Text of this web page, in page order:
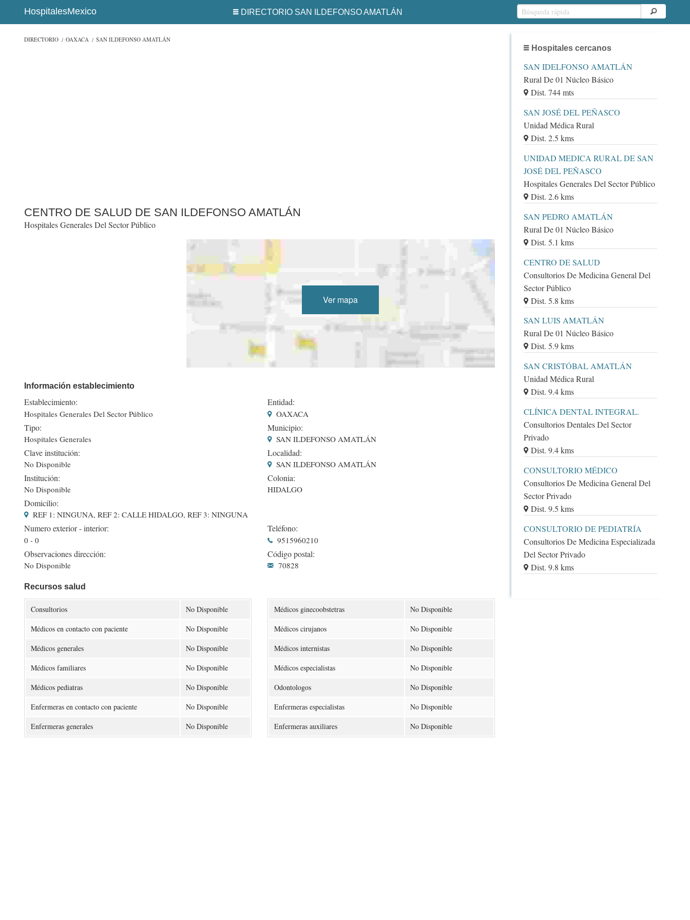
HospitalesMexico DIRECTORIO SAN ILDEFONSO AMATLÁN
DIRECTORIO OAXACA SAN ILDEFONSO AMATLÁN
CENTRO DE SALUD DE SAN ILDEFONSO AMATLÁN
Hospitales Generales Del Sector Público
Ver mapa
Información establecimiento
Establecimiento:
Hospitales Generales Del Sector Público
Tipo:
Hospitales Generales
Clave institución:
No Disponible
Institución:
No Disponible
Entidad:
OAXACA
Municipio:
SAN ILDEFONSO AMATLÁN
Localidad:
SAN ILDEFONSO AMATLÁN
Colonia:
HIDALGO
Domicilio:
REF 1: NINGUNA, REF 2: CALLE HIDALGO, REF 3: NINGUNA
Numero exterior - interior:
0 - 0
Observaciones dirección:
No Disponible
Teléfono:
9515960210
Código postal:
70828
Recursos salud
Consultorios
No Disponible
Médicos en contacto con paciente
No Disponible
Médicos generales
No Disponible
Médicos familiares
No Disponible
Médicos pediatras
No Disponible
Enfermeras en contacto con paciente
No Disponible
Enfermeras generales
No Disponible
Médicos ginecoobstetras
No Disponible
Médicos cirujanos
No Disponible
Médicos internistas
No Disponible
Médicos especialistas
No Disponible
Odontologos
No Disponible
Enfermeras especialistas
No Disponible
Enfermeras auxiliares
No Disponible
Hospitales cercanos
SAN IDELFONSO AMATLÁN
Rural De 01 Núcleo Básico
Dist. 744 mts
SAN JOSÉ DEL PEÑASCO
Unidad Médica Rural
Dist. 2.5 kms
UNIDAD MEDICA RURAL DE SAN
JOSÉ DEL PEÑASCO
Hospitales Generales Del Sector Público
Dist. 2.6 kms
SAN PEDRO AMATLÁN
Rural De 01 Núcleo Básico
Dist. 5.1 kms
CENTRO DE SALUD
Consultorios De Medicina General Del
Sector Público
Dist. 5.8 kms
SAN LUIS AMATLÁN
Rural De 01 Núcleo Básico
Dist. 5.9 kms
SAN CRISTÓBAL AMATLÁN
Unidad Médica Rural
Dist. 9.4 kms
CLÍNICA DENTAL INTEGRAL.
Consultorios Dentales Del Sector
Privado
Dist. 9.4 kms
CONSULTORIO MÉDICO
Consultorios De Medicina General Del
Sector Privado
Dist. 9.5 kms
CONSULTORIO DE PEDIATRÍA
Consultorios De Medicina Especializada
Del Sector Privado
Dist. 9.8 kms